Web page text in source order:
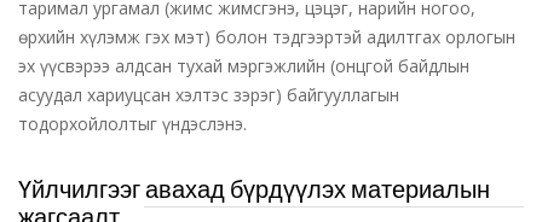
таримал ургамал (жимс жимсгэнэ, цэцэг, нарийн ногоо,
өрхийн хүлэмж гэх мэт) болон тэдгээртэй адилтгах орлогын
эх үүсвэрээ алдсан тухай мэргэжлийн (онцгой байдлын
асуудал хариуцсан хэлтэс зэрэг) байгууллагын
тодорхойлолтыг үндэслэнэ.
Үйлчилгээг авахад бүрдүүлэх материалын